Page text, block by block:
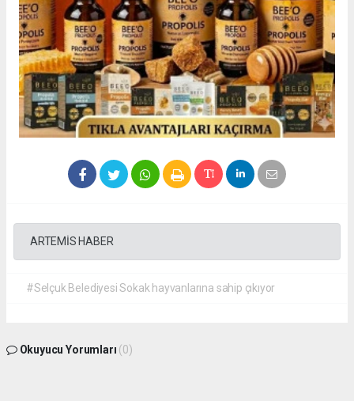
ARTEMİS HABER
#Selçuk Belediyesi Sokak hayvanlarına sahip çıkıyor
Okuyucu Yorumları (0)